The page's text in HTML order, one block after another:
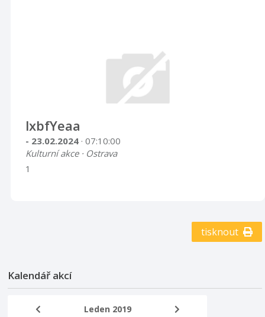
lxbfYeaa
- 23.02.2024 · 07:10:00
Kulturní akce · Ostrava
1
tisknout
Kalendář akcí
Leden 2019